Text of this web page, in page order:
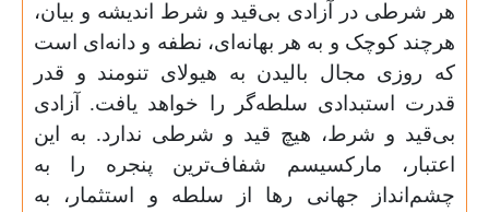
هر شرطی در آزادی بی‌قید و شرط اندیشه و بیان،
هرچند کوچک و به هر بهانه‌ای، نطفه و دانه‌ای است
که روزی مجال بالیدن به هیولای تنومند و قدر
قدرت استبدادی سلطه‌گر را خواهد یافت. آزادی
بی‌قید و شرط، هیچ قید و شرطی ندارد. به این
اعتبار، مارکسیسم شفاف‌ترین پنجره را به
چشم‌انداز جهانی رها از سلطه و استثمار، به